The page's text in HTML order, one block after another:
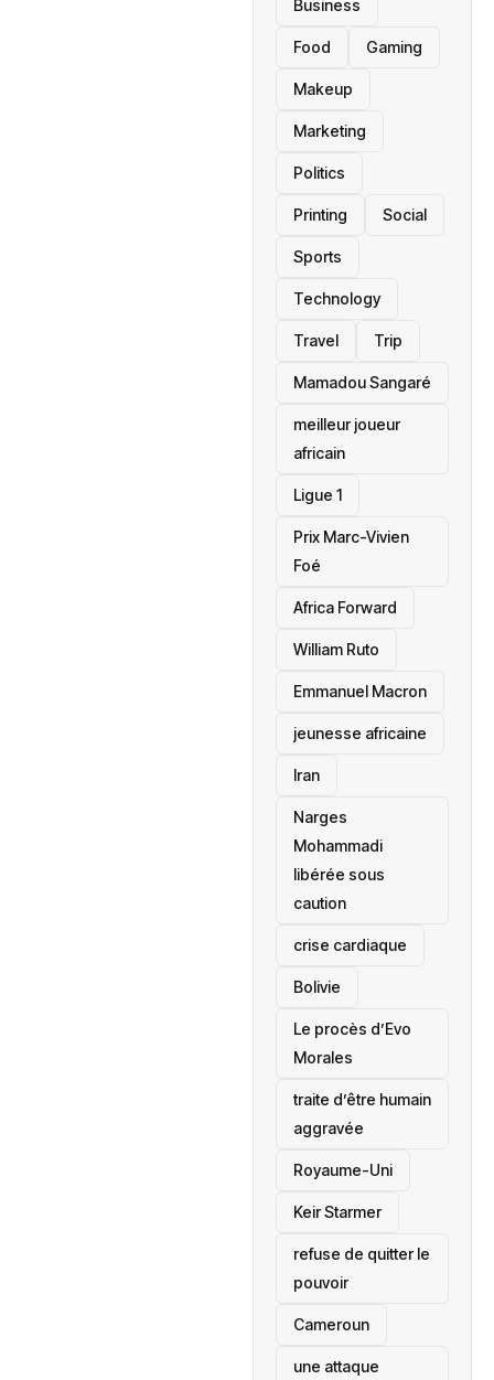
Business
Food Gaming
Makeup
Marketing
Politics
Printing Social
Sports
Technology
Travel Trip
Mamadou Sangaré
meilleur joueur
africain
Ligue 1
Prix Marc-Vivien
Foé
‎Africa Forward
William Ruto
Emmanuel Macron
jeunesse africaine
‎Iran
Narges
Mohammadi
libérée sous
caution
crise cardiaque
‎Bolivie
Le procès d’Evo
Morales
traite d’être humain
aggravée
‎Royaume-Uni
Keir Starmer
refuse de quitter le
pouvoir
‎Cameroun
une attaque